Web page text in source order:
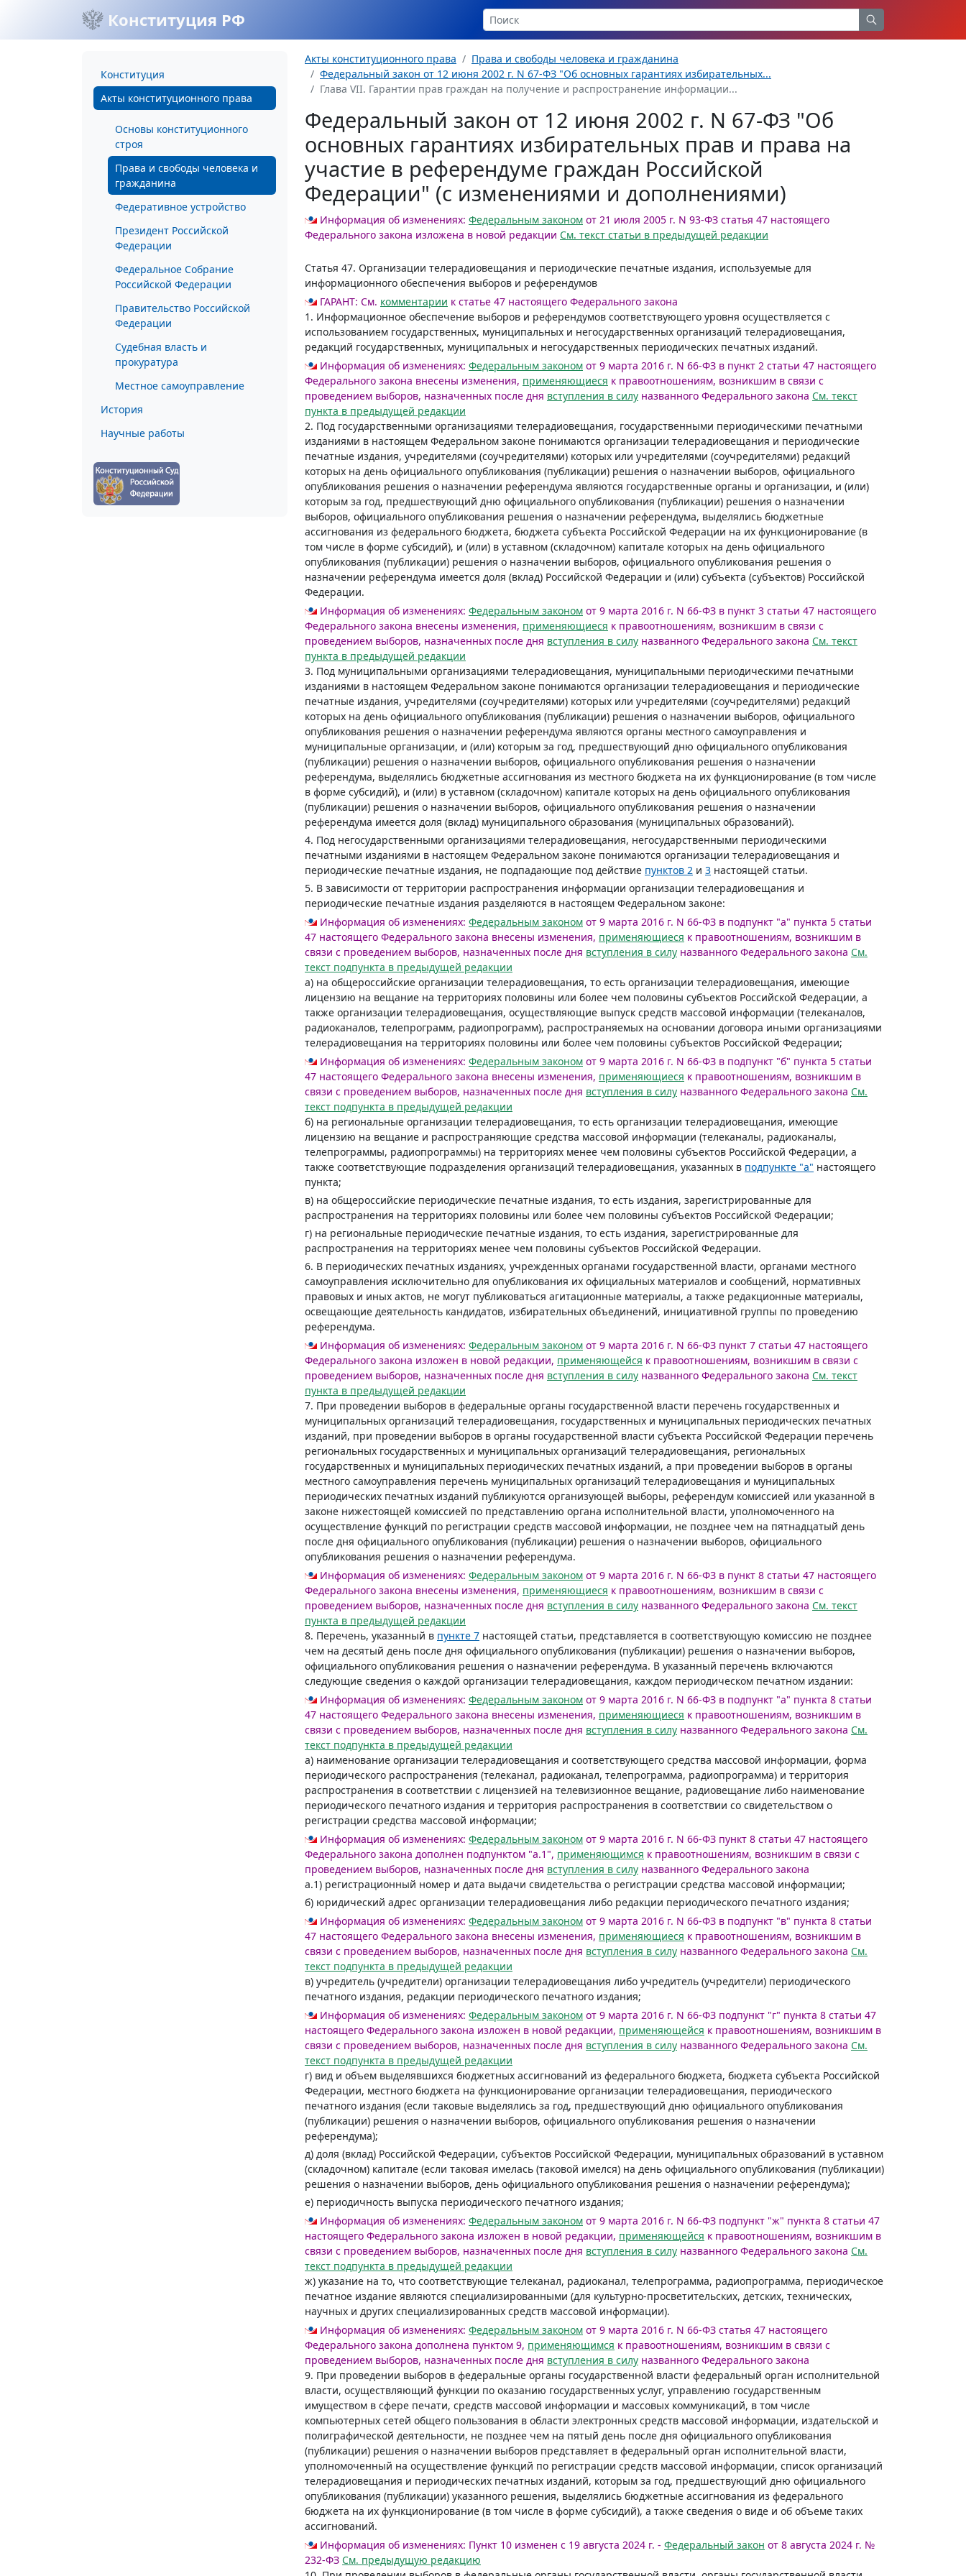
Конституция РФ
Конституция
Акты конституционного права
Основы конституционного
строя
Права и свободы человека и
гражданина
Федеративное устройство
Президент Российской
Федерации
Федеральное Собрание
Российской Федерации
Правительство Российской
Федерации
Судебная власть и
прокуратура
Местное самоуправление
История
Научные работы
Акты конституционного права
Права и свободы человека и гражданина
Федеральный закон от 12 июня 2002 г. N 67-ФЗ "Об основных гарантиях избирательных...
Глава VII. Гарантии прав граждан на получение и распространение информации...
Федеральный закон от 12 июня 2002 г. N 67-ФЗ "Об
основных гарантиях избирательных прав и права на
участие в референдуме граждан Российской
Федерации" (с изменениями и дополнениями)
Информация об изменениях: Федеральным законом от 21 июля 2005 г. N 93-ФЗ статья 47 настоящего
Федерального закона изложена в новой редакции См. текст статьи в предыдущей редакции
Статья 47. Организации телерадиовещания и периодические печатные издания, используемые для
информационного обеспечения выборов и референдумов
ГАРАНТ: См. комментарии к статье 47 настоящего Федерального закона
1. Информационное обеспечение выборов и референдумов соответствующего уровня осуществляется с
использованием государственных, муниципальных и негосударственных организаций телерадиовещания,
редакций государственных, муниципальных и негосударственных периодических печатных изданий.
Информация об изменениях: Федеральным законом от 9 марта 2016 г. N 66-ФЗ в пункт 2 статьи 47 настоящего
Федерального закона внесены изменения, применяющиеся к правоотношениям, возникшим в связи с
проведением выборов, назначенных после дня вступления в силу названного Федерального закона См. текст
пункта в предыдущей редакции
2. Под государственными организациями телерадиовещания, государственными периодическими печатными
изданиями в настоящем Федеральном законе понимаются организации телерадиовещания и периодические
печатные издания, учредителями (соучредителями) которых или учредителями (соучредителями) редакций
которых на день официального опубликования (публикации) решения о назначении выборов, официального
опубликования решения о назначении референдума являются государственные органы и организации, и (или)
которым за год, предшествующий дню официального опубликования (публикации) решения о назначении
выборов, официального опубликования решения о назначении референдума, выделялись бюджетные
ассигнования из федерального бюджета, бюджета субъекта Российской Федерации на их функционирование (в
том числе в форме субсидий), и (или) в уставном (складочном) капитале которых на день официального
опубликования (публикации) решения о назначении выборов, официального опубликования решения о
назначении референдума имеется доля (вклад) Российской Федерации и (или) субъекта (субъектов) Российской
Федерации.
Информация об изменениях: Федеральным законом от 9 марта 2016 г. N 66-ФЗ в пункт 3 статьи 47 настоящего
Федерального закона внесены изменения, применяющиеся к правоотношениям, возникшим в связи с
проведением выборов, назначенных после дня вступления в силу названного Федерального закона См. текст
пункта в предыдущей редакции
3. Под муниципальными организациями телерадиовещания, муниципальными периодическими печатными
изданиями в настоящем Федеральном законе понимаются организации телерадиовещания и периодические
печатные издания, учредителями (соучредителями) которых или учредителями (соучредителями) редакций
которых на день официального опубликования (публикации) решения о назначении выборов, официального
опубликования решения о назначении референдума являются органы местного самоуправления и
муниципальные организации, и (или) которым за год, предшествующий дню официального опубликования
(публикации) решения о назначении выборов, официального опубликования решения о назначении
референдума, выделялись бюджетные ассигнования из местного бюджета на их функционирование (в том числе
в форме субсидий), и (или) в уставном (складочном) капитале которых на день официального опубликования
(публикации) решения о назначении выборов, официального опубликования решения о назначении
референдума имеется доля (вклад) муниципального образования (муниципальных образований).
4. Под негосударственными организациями телерадиовещания, негосударственными периодическими
печатными изданиями в настоящем Федеральном законе понимаются организации телерадиовещания и
периодические печатные издания, не подпадающие под действие пунктов 2 и 3 настоящей статьи.
5. В зависимости от территории распространения информации организации телерадиовещания и
периодические печатные издания разделяются в настоящем Федеральном законе:
Информация об изменениях: Федеральным законом от 9 марта 2016 г. N 66-ФЗ в подпункт "а" пункта 5 статьи
47 настоящего Федерального закона внесены изменения, применяющиеся к правоотношениям, возникшим в
связи с проведением выборов, назначенных после дня вступления в силу названного Федерального закона См.
текст подпункта в предыдущей редакции
а) на общероссийские организации телерадиовещания, то есть организации телерадиовещания, имеющие
лицензию на вещание на территориях половины или более чем половины субъектов Российской Федерации, а
также организации телерадиовещания, осуществляющие выпуск средств массовой информации (телеканалов,
радиоканалов, телепрограмм, радиопрограмм), распространяемых на основании договора иными организациями
телерадиовещания на территориях половины или более чем половины субъектов Российской Федерации;
Информация об изменениях: Федеральным законом от 9 марта 2016 г. N 66-ФЗ в подпункт "б" пункта 5 статьи
47 настоящего Федерального закона внесены изменения, применяющиеся к правоотношениям, возникшим в
связи с проведением выборов, назначенных после дня вступления в силу названного Федерального закона См.
текст подпункта в предыдущей редакции
б) на региональные организации телерадиовещания, то есть организации телерадиовещания, имеющие
лицензию на вещание и распространяющие средства массовой информации (телеканалы, радиоканалы,
телепрограммы, радиопрограммы) на территориях менее чем половины субъектов Российской Федерации, а
также соответствующие подразделения организаций телерадиовещания, указанных в подпункте "а" настоящего
пункта;
в) на общероссийские периодические печатные издания, то есть издания, зарегистрированные для
распространения на территориях половины или более чем половины субъектов Российской Федерации;
г) на региональные периодические печатные издания, то есть издания, зарегистрированные для
распространения на территориях менее чем половины субъектов Российской Федерации.
6. В периодических печатных изданиях, учрежденных органами государственной власти, органами местного
самоуправления исключительно для опубликования их официальных материалов и сообщений, нормативных
правовых и иных актов, не могут публиковаться агитационные материалы, а также редакционные материалы,
освещающие деятельность кандидатов, избирательных объединений, инициативной группы по проведению
референдума.
Информация об изменениях: Федеральным законом от 9 марта 2016 г. N 66-ФЗ пункт 7 статьи 47 настоящего
Федерального закона изложен в новой редакции, применяющейся к правоотношениям, возникшим в связи с
проведением выборов, назначенных после дня вступления в силу названного Федерального закона См. текст
пункта в предыдущей редакции
7. При проведении выборов в федеральные органы государственной власти перечень государственных и
муниципальных организаций телерадиовещания, государственных и муниципальных периодических печатных
изданий, при проведении выборов в органы государственной власти субъекта Российской Федерации перечень
региональных государственных и муниципальных организаций телерадиовещания, региональных
государственных и муниципальных периодических печатных изданий, а при проведении выборов в органы
местного самоуправления перечень муниципальных организаций телерадиовещания и муниципальных
периодических печатных изданий публикуются организующей выборы, референдум комиссией или указанной в
законе нижестоящей комиссией по представлению органа исполнительной власти, уполномоченного на
осуществление функций по регистрации средств массовой информации, не позднее чем на пятнадцатый день
после дня официального опубликования (публикации) решения о назначении выборов, официального
опубликования решения о назначении референдума.
Информация об изменениях: Федеральным законом от 9 марта 2016 г. N 66-ФЗ в пункт 8 статьи 47 настоящего
Федерального закона внесены изменения, применяющиеся к правоотношениям, возникшим в связи с
проведением выборов, назначенных после дня вступления в силу названного Федерального закона См. текст
пункта в предыдущей редакции
8. Перечень, указанный в пункте 7 настоящей статьи, представляется в соответствующую комиссию не позднее
чем на десятый день после дня официального опубликования (публикации) решения о назначении выборов,
официального опубликования решения о назначении референдума. В указанный перечень включаются
следующие сведения о каждой организации телерадиовещания, каждом периодическом печатном издании:
Информация об изменениях: Федеральным законом от 9 марта 2016 г. N 66-ФЗ в подпункт "а" пункта 8 статьи
47 настоящего Федерального закона внесены изменения, применяющиеся к правоотношениям, возникшим в
связи с проведением выборов, назначенных после дня вступления в силу названного Федерального закона См.
текст подпункта в предыдущей редакции
а) наименование организации телерадиовещания и соответствующего средства массовой информации, форма
периодического распространения (телеканал, радиоканал, телепрограмма, радиопрограмма) и территория
распространения в соответствии с лицензией на телевизионное вещание, радиовещание либо наименование
периодического печатного издания и территория распространения в соответствии со свидетельством о
регистрации средства массовой информации;
Информация об изменениях: Федеральным законом от 9 марта 2016 г. N 66-ФЗ пункт 8 статьи 47 настоящего
Федерального закона дополнен подпунктом "а.1", применяющимся к правоотношениям, возникшим в связи с
проведением выборов, назначенных после дня вступления в силу названного Федерального закона
а.1) регистрационный номер и дата выдачи свидетельства о регистрации средства массовой информации;
б) юридический адрес организации телерадиовещания либо редакции периодического печатного издания;
Информация об изменениях: Федеральным законом от 9 марта 2016 г. N 66-ФЗ в подпункт "в" пункта 8 статьи
47 настоящего Федерального закона внесены изменения, применяющиеся к правоотношениям, возникшим в
связи с проведением выборов, назначенных после дня вступления в силу названного Федерального закона См.
текст подпункта в предыдущей редакции
в) учредитель (учредители) организации телерадиовещания либо учредитель (учредители) периодического
печатного издания, редакции периодического печатного издания;
Информация об изменениях: Федеральным законом от 9 марта 2016 г. N 66-ФЗ подпункт "г" пункта 8 статьи 47
настоящего Федерального закона изложен в новой редакции, применяющейся к правоотношениям, возникшим в
связи с проведением выборов, назначенных после дня вступления в силу названного Федерального закона См.
текст подпункта в предыдущей редакции
г) вид и объем выделявшихся бюджетных ассигнований из федерального бюджета, бюджета субъекта Российской
Федерации, местного бюджета на функционирование организации телерадиовещания, периодического
печатного издания (если таковые выделялись за год, предшествующий дню официального опубликования
(публикации) решения о назначении выборов, официального опубликования решения о назначении
референдума);
д) доля (вклад) Российской Федерации, субъектов Российской Федерации, муниципальных образований в уставном
(складочном) капитале (если таковая имелась (таковой имелся) на день официального опубликования (публикации)
решения о назначении выборов, день официального опубликования решения о назначении референдума);
е) периодичность выпуска периодического печатного издания;
Информация об изменениях: Федеральным законом от 9 марта 2016 г. N 66-ФЗ подпункт "ж" пункта 8 статьи 47
настоящего Федерального закона изложен в новой редакции, применяющейся к правоотношениям, возникшим в
связи с проведением выборов, назначенных после дня вступления в силу названного Федерального закона См.
текст подпункта в предыдущей редакции
ж) указание на то, что соответствующие телеканал, радиоканал, телепрограмма, радиопрограмма, периодическое
печатное издание являются специализированными (для культурно-просветительских, детских, технических,
научных и других специализированных средств массовой информации).
Информация об изменениях: Федеральным законом от 9 марта 2016 г. N 66-ФЗ статья 47 настоящего
Федерального закона дополнена пунктом 9, применяющимся к правоотношениям, возникшим в связи с
проведением выборов, назначенных после дня вступления в силу названного Федерального закона
9. При проведении выборов в федеральные органы государственной власти федеральный орган исполнительной
власти, осуществляющий функции по оказанию государственных услуг, управлению государственным
имуществом в сфере печати, средств массовой информации и массовых коммуникаций, в том числе
компьютерных сетей общего пользования в области электронных средств массовой информации, издательской и
полиграфической деятельности, не позднее чем на пятый день после дня официального опубликования
(публикации) решения о назначении выборов представляет в федеральный орган исполнительной власти,
уполномоченный на осуществление функций по регистрации средств массовой информации, список организаций
телерадиовещания и периодических печатных изданий, которым за год, предшествующий дню официального
опубликования (публикации) указанного решения, выделялись бюджетные ассигнования из федерального
бюджета на их функционирование (в том числе в форме субсидий), а также сведения о виде и об объеме таких
ассигнований.
Информация об изменениях: Пункт 10 изменен с 19 августа 2024 г. - Федеральный закон от 8 августа 2024 г. №
232-ФЗ См. предыдущую редакцию